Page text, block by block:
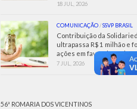
18 JUL, 2026
COMUNICAÇÃO/SSVP BRASIL
Contribuição da
ultrapassa R$ 1 milhão e
ações em favor dos
7 JUL, 2026
56ª ROMARIA DOS VICENTINOS